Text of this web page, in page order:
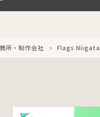
所・制作会社 Flags Niigata